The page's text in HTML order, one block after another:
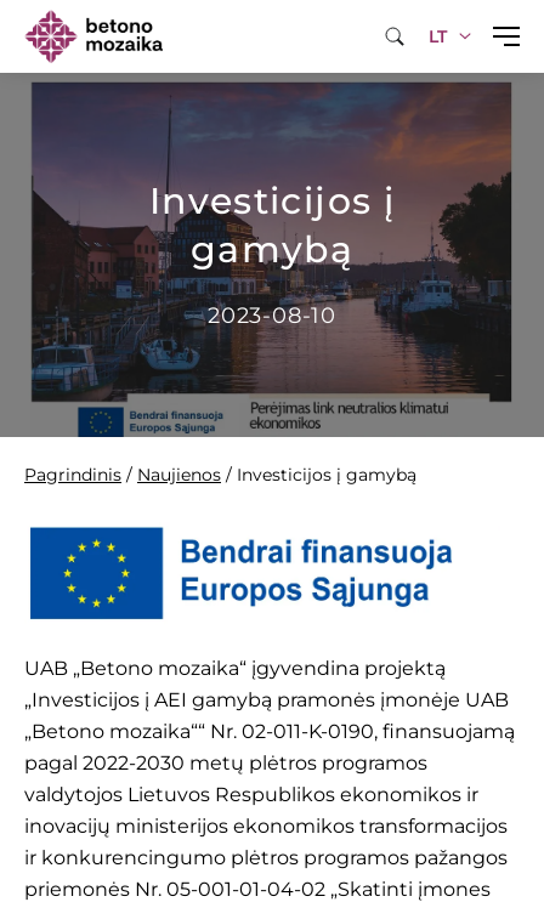
LT
Investicijos į
gamybą
2023-08-10
Pagrindinis / Naujienos / Investicijos į gamybą
UAB „Betono mozaika“ įgyvendina projektą
„Investicijos į AEI gamybą pramonės įmonėje UAB
„Betono mozaika““ Nr. 02-011-K-0190, finansuojamą
pagal 2022-2030 metų plėtros programos
valdytojos Lietuvos Respublikos ekonomikos ir
inovacijų ministerijos ekonomikos transformacijos
ir konkurencingumo plėtros programos pažangos
priemonės Nr. 05-001-01-04-02 „Skatinti įmones